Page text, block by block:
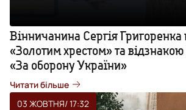
Вінничанина Сергія
«Золотим хрестом» та
«За оборону України»
Читати більше
03 ЖОВТНЯ/ 17:32